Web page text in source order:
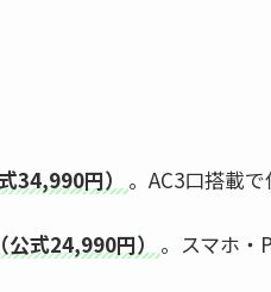
34,990円） 。AC3口搭載で
式24,990円） 。スマホ・